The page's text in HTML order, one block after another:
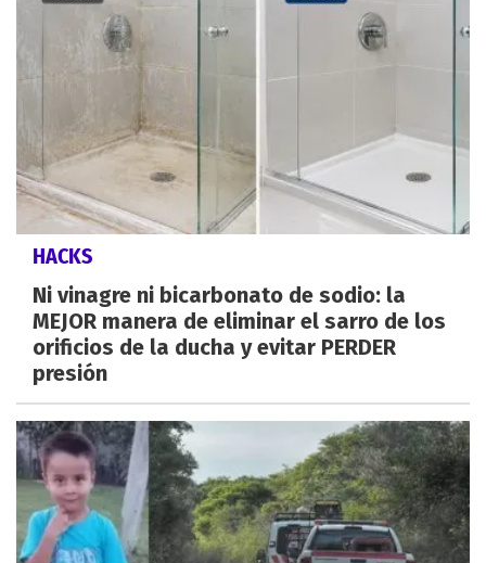
HACKS
Ni vinagre ni bicarbonato de sodio: la
MEJOR manera de eliminar el sarro de los
orificios de la ducha y evitar PERDER
presión